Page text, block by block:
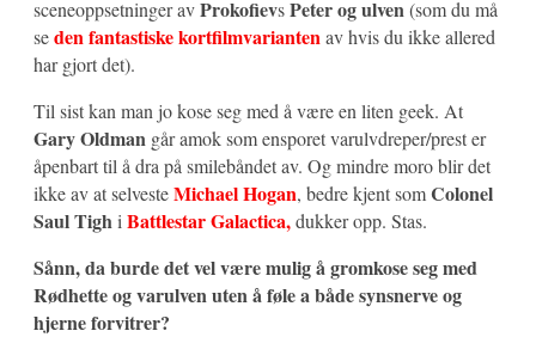
sceneoppsetninger avProkofievsPeter og ulven(som du må
seden fantastiske kortfilmvariantenav hvis du ikke allered
har gjort det).
Til sist kan man jo kose seg med å være en liten geek. At
Gary Oldman går amok som ensporet varulvdreper/prest er
åpenbart til å dra på smilebåndet av. Og mindre moro blir det
ikke av at selvesteMichael Hogan, bedre kjent somColonel
Saul Tighi Battlestar Galactica,dukker opp. Stas.
Sånn, da burde det vel være mulig å gromkose seg med
Rødhette og varulven uten å føle a både synsnerve og
hjerne forvitrer?